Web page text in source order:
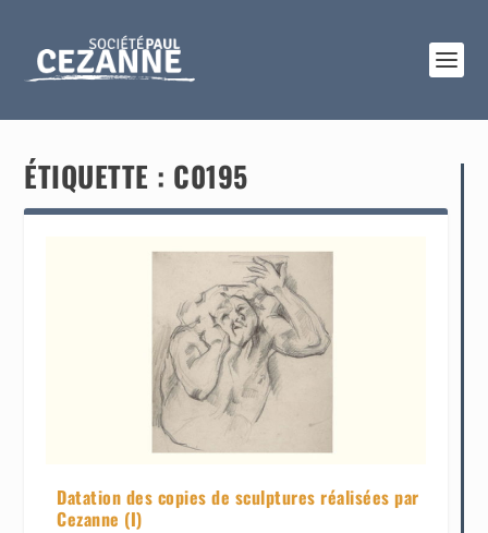
ÉTIQUETTE : C0195
Datation des copies de sculptures réalisées par
Cezanne (I)